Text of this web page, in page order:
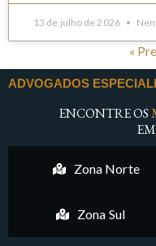
13 de julho de 2026
«
ADVOGADOS
ENCONTRE OS
Zona Norte
Zona Sul